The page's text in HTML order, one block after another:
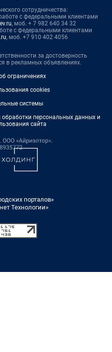
сотрудничества:
с федеральными клиентами
, моб. + 7 982 640 34 32
с федеральными клиентами
, моб. +7 910 402 4056
за достоверность
в рекламных объявлениях.
ограничениях
cookies
системы
персональных данных и
сайта
порталов»
Технологии»